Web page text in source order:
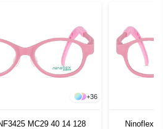
+36
MC29 40 14 128
Ninoflex